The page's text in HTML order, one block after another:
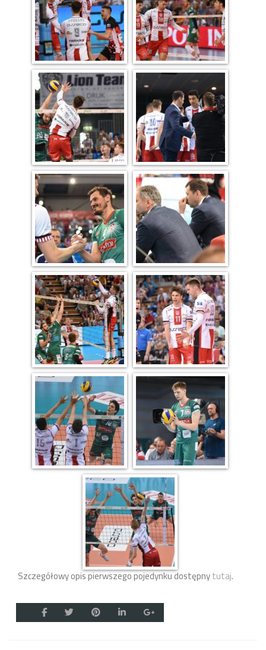
Szczegółowy opis pierwszego pojedynku dostępnytutaj.